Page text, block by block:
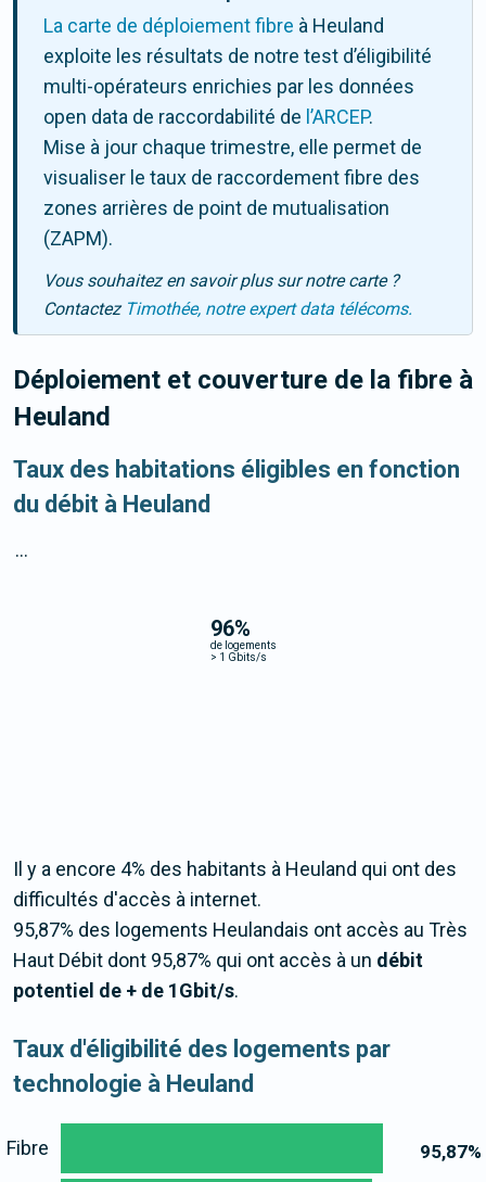
La carte de déploiement fibre à Heuland
exploite les résultats de notre test d’éligibilité
multi-opérateurs enrichies par les données
open data de raccordabilité de l’ARCEP.
Mise à jour chaque trimestre, elle permet de
visualiser le taux de raccordement fibre des
zones arrières de point de mutualisation
(ZAPM).
Vous souhaitez en savoir plus sur notre carte ?
Contactez Timothée, notre expert data télécoms.
Déploiement et couverture de la fibre à
Heuland
Taux des habitations éligibles en fonction
du débit à Heuland
96%
de logements
> 1 Gbits/s
...
Il y a encore 4% des habitants à Heuland qui ont des
difficultés d'accès à internet.
95,87% des logements Heulandais ont accès au Très
Haut Débit dont 95,87% qui ont accès à un débit
potentiel de + de 1Gbit/s.
Taux d'éligibilité des logements par
technologie à Heuland
95,87%
Fibre